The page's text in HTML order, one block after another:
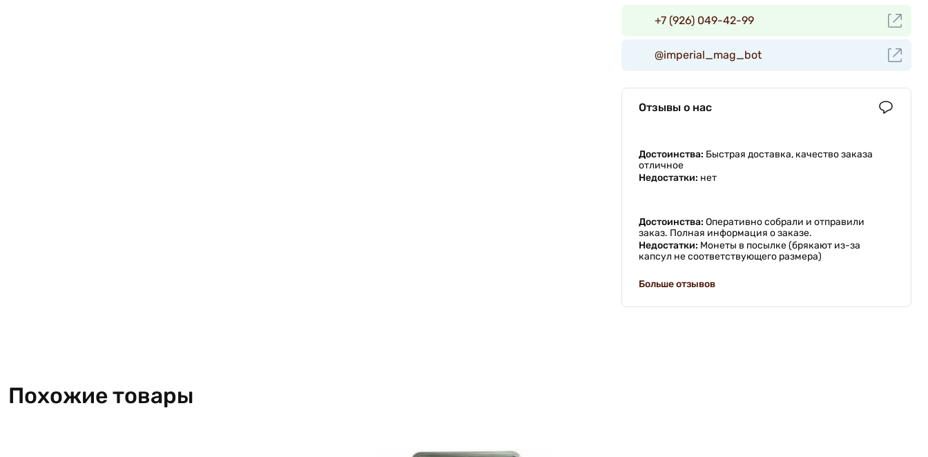
+7 (926) 049-42-99
@imperial_mag_bot
Отзывы о нас
Достоинства: Быстрая доставка, качество заказа
отличное
Недостатки: нет
Достоинства: Оперативно собрали и отправили
заказ. Полная информация о заказе.
Недостатки: Монеты в посылке (брякают из-за
капсул не соответствующего размера)
Больше отзывов
Похожие товары